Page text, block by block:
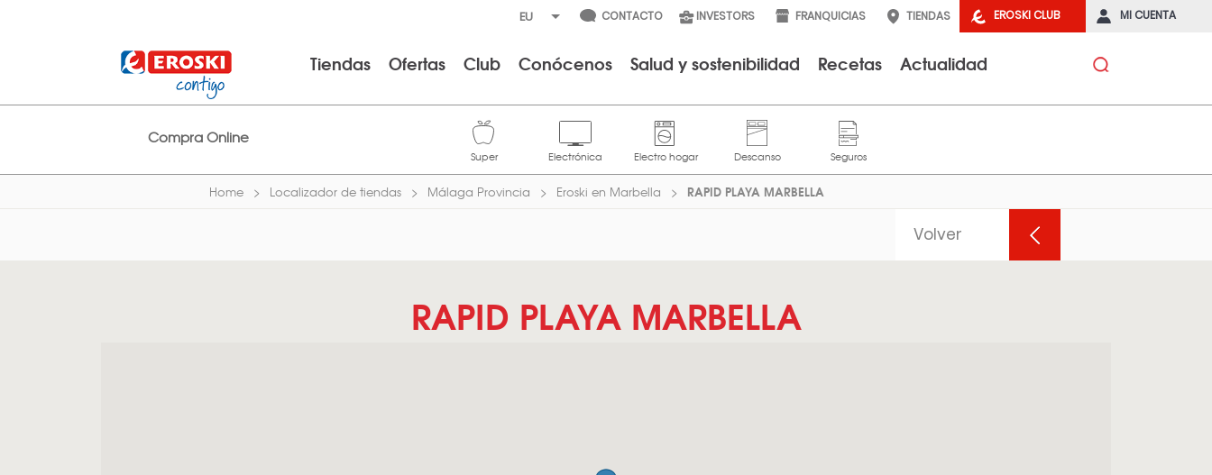
EROSKI CLUB MI CUENTA
CONTACTO INVESTORS FRANQUICIAS TIENDAS
Tiendas Ofertas Club Conócenos Salud y sostenibilidad Recetas Actualidad
Compra Online
Home Localizador de tiendas Málaga Provincia Eroski en Marbella RAPID PLAYA MARBELLA
Volver
RAPID PLAYA MARBELLA